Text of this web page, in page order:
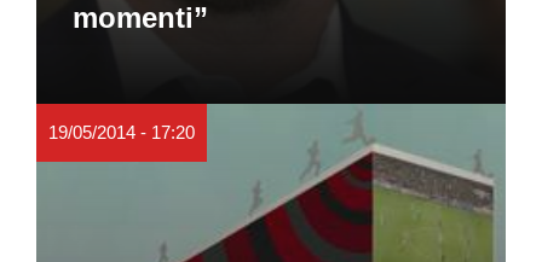
momenti”
19/05/2014 - 17:20